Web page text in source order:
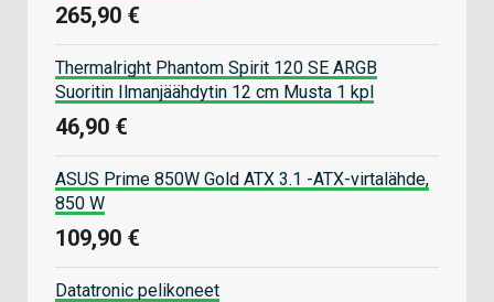
265,90 €
Thermalright Phantom Spirit 120 SE ARGB
Suoritin Ilmanjäähdytin 12 cm Musta 1 kpl
46,90 €
ASUS Prime 850W Gold ATX 3.1 -ATX-virtalähde,
850 W
109,90 €
Datatronic pelikoneet